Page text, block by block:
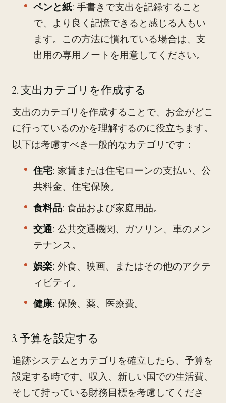
ペンと紙: 手書きで支出を記録すること
で、より良く記憶できると感じる人もい
ます。この方法に慣れている場合は、支
出用の専用ノートを用意してください。
2. 支出カテゴリを作成する
支出のカテゴリを作成することで、お金がどこ
に行っているのかを理解するのに役立ちます。
以下は考慮すべき一般的なカテゴリです：
住宅: 家賃または住宅ローンの支払い、公
共料金、住宅保険。
食料品: 食品および家庭用品。
交通: 公共交通機関、ガソリン、車のメン
テナンス。
娯楽: 外食、映画、またはその他のアクテ
ィビティ。
健康: 保険、薬、医療費。
3. 予算を設定する
追跡システムとカテゴリを確立したら、予算を
設定する時です。収入、新しい国での生活費、
そして持っている財務目標を考慮してくださ